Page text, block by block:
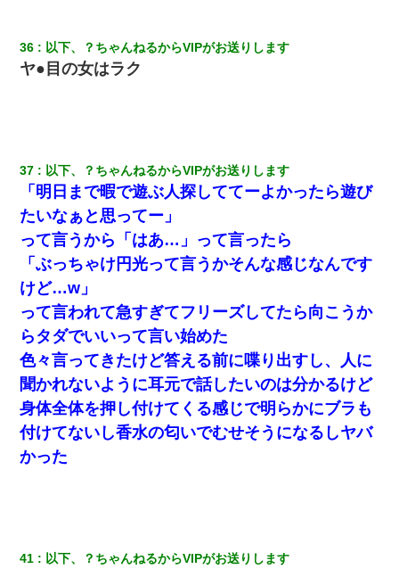
36 以下、？ちゃんねるからVIPがお送りします
ヤ●目の女はラク
37 以下、？ちゃんねるからVIPがお送りします
「明日まで暇で遊ぶ人探しててーよかったら遊び
たいなぁと思ってー」
って言うから「はあ…」って言ったら
「ぶっちゃけ円光って言うかそんな感じなんです
けど…w」
って言われて急すぎてフリーズしてたら向こうか
らタダでいいって言い始めた
色々言ってきたけど答える前に喋り出すし、人に
聞かれないように耳元で話したいのは分かるけど
身体全体を押し付けてくる感じで明らかにブラも
付けてないし香水の匂いでむせそうになるしヤバ
かった
41 以下、？ちゃんねるからVIPがお送りします